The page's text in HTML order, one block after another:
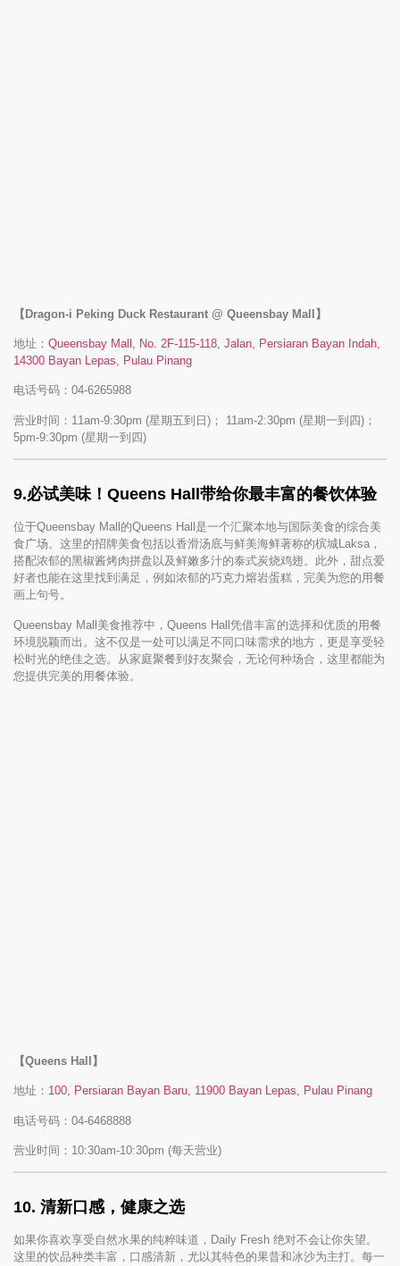
【Dragon-i Peking Duck Restaurant @ Queensbay Mall】
地址： Queensbay Mall, No. 2F-115-118, Jalan, Persiaran Bayan Indah,
14300 Bayan Lepas, Pulau Pinang
电话号码：04-6265988
营业时间：11am-9:30pm (星期五到日)； 11am-2:30pm (星期一到四)；
5pm-9:30pm (星期一到四)
9.必试美味！Queens Hall带给你最丰富的餐饮体验
位于Queensbay Mall的Queens Hall是一个汇聚本地与国际美食的综合美
食广场。这里的招牌美食包括以香滑汤底与鲜美海鲜著称的槟城Laksa，
搭配浓郁的黑椒酱烤肉拼盘以及鲜嫩多汁的泰式炭烧鸡翅。此外，甜点爱
好者也能在这里找到满足，例如浓郁的巧克力熔岩蛋糕，完美为您的用餐
画上句号。
Queensbay Mall美食推荐中，Queens Hall凭借丰富的选择和优质的用餐
环境脱颖而出。这不仅是一处可以满足不同口味需求的地方，更是享受轻
松时光的绝佳之选。从家庭聚餐到好友聚会，无论何种场合，这里都能为
您提供完美的用餐体验。
【Queens Hall】
地址： 100, Persiaran Bayan Baru, 11900 Bayan Lepas, Pulau Pinang
电话号码：04-6468888
营业时间：10:30am-10:30pm (每天营业)
10. 清新口感，健康之选
如果你喜欢享受自然水果的纯粹味道，Daily Fresh 绝对不会让你失望。
这里的饮品种类丰富，口感清新，尤以其特色的果昔和冰沙为主打。每一